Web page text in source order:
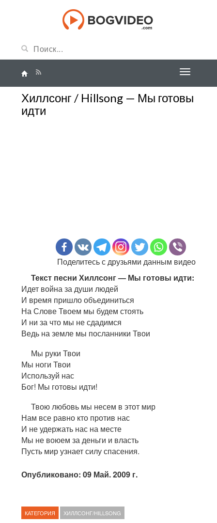
Хиллсонг / Hillsong — Мы готовы
идти
Поделитесь с друзьями данным видео
Текст песни Хиллсонг — Мы готовы идти:
Идет война за души людей
И время пришло объединиться
На Слове Твоем мы будем стоять
И ни за что мы не сдадимся
Ведь на земле мы посланники Твои
Мы руки Твои
Мы ноги Твои
Используй нас
Бог! Мы готовы идти!
Твою любовь мы несем в этот мир
Нам все равно кто против нас
И не удержать нас на месте
Мы не воюем за деньги и власть
Пусть мир узнает силу спасения.
Опубликовано: 09 Май. 2009 г.
КАТЕГОРИЯ ХИЛЛСОНГ/HILLSONG